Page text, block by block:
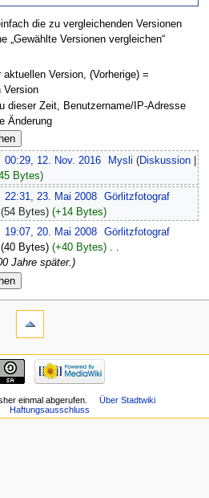
die zu vergleichenden Versionen
„Gewählte Versionen vergleichen“
Version, (Vorherige) =
Version
dieser Zeit, Benutzername/IP-Adresse
Änderung
00:29, 12. Nov. 2016 Mysli (Diskussion
Bytes)
22:31, 23. Mai 2008
Görlitzfotograf
(54 Bytes) (+14 Bytes)
19:07, 20. Mai 2008
Görlitzfotograf
(40 Bytes) (+40 Bytes)‎ . .
Jahre später.)
einmal abgerufen.
Über Stadtwiki
Haftungsausschluss